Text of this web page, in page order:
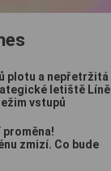
plotu a nepřetržitá
letiště Líně
vstupů
zmizí. Co bude